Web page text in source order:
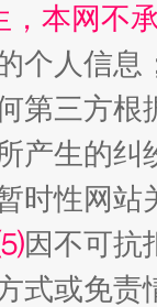
"炒
，本网不
个人信息
第三方根
产生的纠
时性网
因不可抗
式或免责